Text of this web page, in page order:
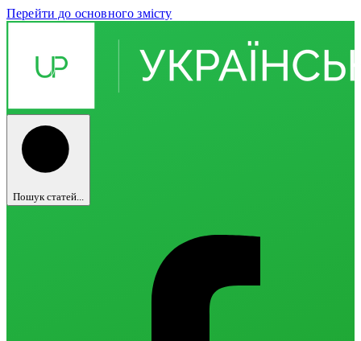
Перейти до основного змісту
Пошук статей...